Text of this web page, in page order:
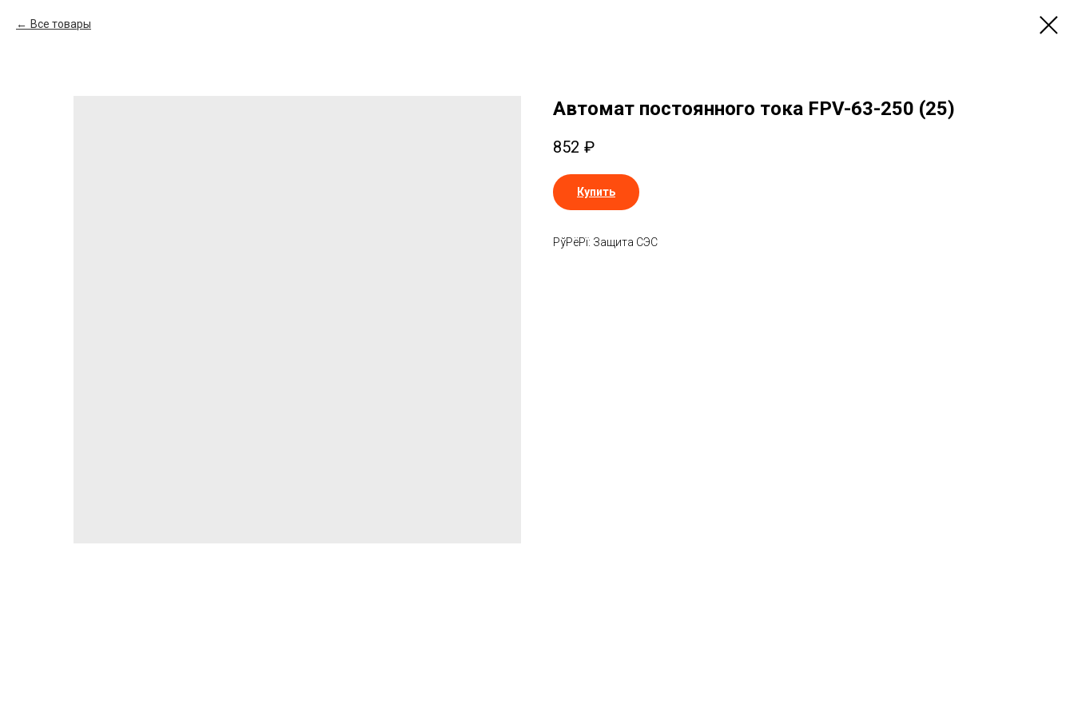
Все товары
Автомат постоянного тока FPV-63-250 (25)
852 ₽
Купить
РўРёРї: Защита СЭС